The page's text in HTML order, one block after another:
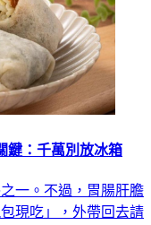
鍵：千萬別放冰箱
一。不過，胃腸肝膽
現吃」，外帶回去請